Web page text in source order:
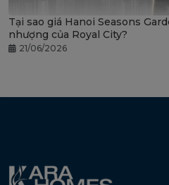
Tại sao giá Hanoi Seasons
nhượng của Royal City?
21/06/2026